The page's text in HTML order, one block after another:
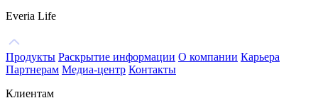
Everia Life
Продукты Раскрытие информации О компании Карьера
Партнерам Медиа-центр Контакты
Клиентам